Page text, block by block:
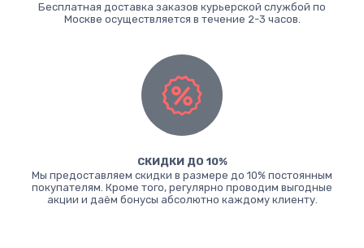
Бесплатная доставка заказов курьерской службой по
Москве осуществляется в течение 2-3 часов.
СКИДКИ ДО 10%
Мы предоставляем скидки в размере до 10% постоянным
покупателям. Кроме того, регулярно проводим выгодные
акции и даём бонусы абсолютно каждому клиенту.